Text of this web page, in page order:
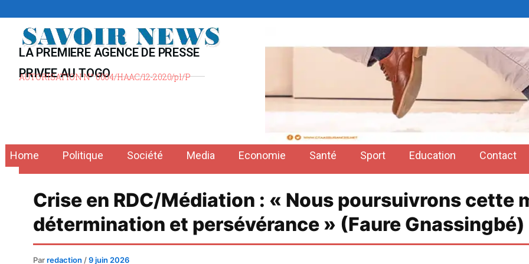
contenu
LA PREMIERE AGENCE DE PRESSE
PRIVEE AU TOGO
AUTORISATION N° 0004/HAAC/12-2020/pl/P
Home Politique Société Media Economie Santé Sport Education Contact
Crise en RDC/Médiation : « Nous poursuivrons cette
détermination et persévérance » (Faure Gnassingbé)
Parredaction /9 juin 2026